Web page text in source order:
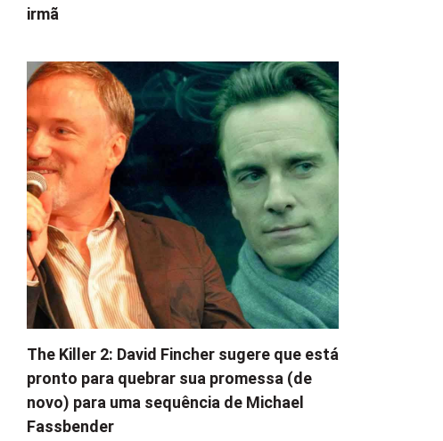
irmã
The Killer 2: David Fincher sugere que está
pronto para quebrar sua promessa (de
novo) para uma sequência de Michael
Fassbender